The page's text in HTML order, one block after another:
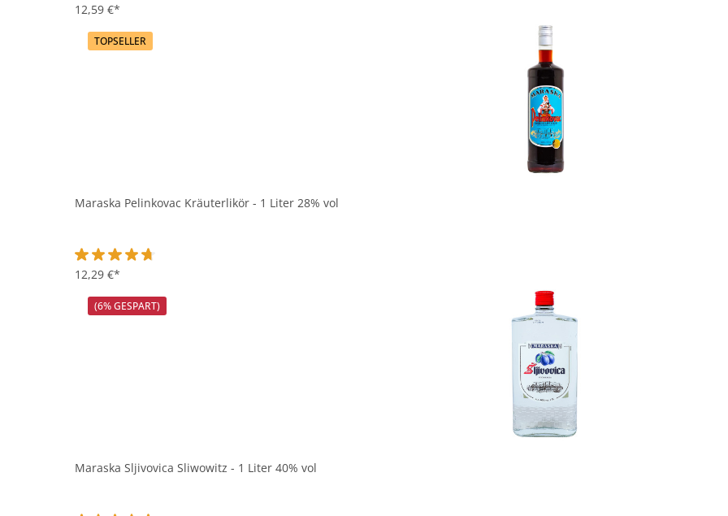
Durchschnittliche Bewertung von 4.8 von 5 Sternen
12,59 €*
TOPSELLER
Maraska Pelinkovac Kräuterlikör - 1 Liter 28% vol
Durchschnittliche Bewertung von 4.8 von 5 Sternen
12,29 €*
In den Korb
(6% GESPART)
Maraska Sljivovica Sliwowitz - 1 Liter 40% vol
In den Korb